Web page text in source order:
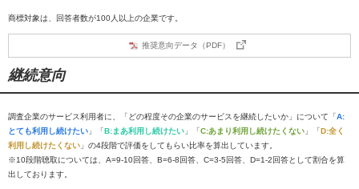
商標対象は、回答者数が100人以上の企業です。
推奨意向データ（PDF）
継続意向
調査企業のサービス利用者に、「どの程度その企業のサービスを継続したいか」について「A:
とても利用し続けたい 」「B:まあ利用し続けたい 」「C:あまり利用し続けたくない 」「D:全く
利用し続けたくない 」の4段階で評価をしてもらい比率を算出しています。
※10段階聴取については、A=9-10回答、B=6-8回答、C=3-5回答、D=1-2回答として割合を算
出しております。